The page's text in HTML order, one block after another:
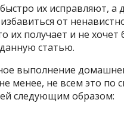
их исправляют, а
от
их получает и не хочет
статью.
выполнение
менее, не всем это по
следующим образом: